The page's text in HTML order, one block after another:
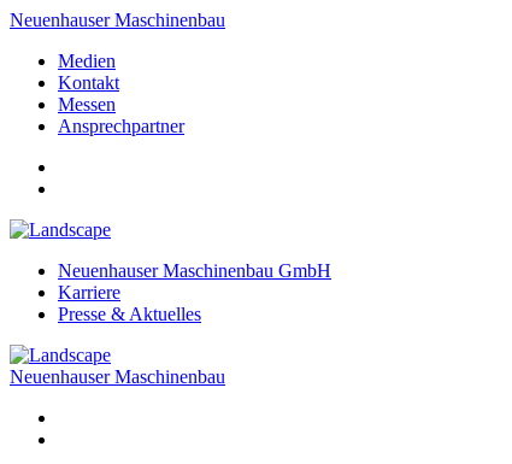
Neuenhauser Maschinenbau
Medien
Kontakt
Messen
Ansprechpartner
Neuenhauser Maschinenbau GmbH
Karriere
Presse & Aktuelles
Neuenhauser Maschinenbau